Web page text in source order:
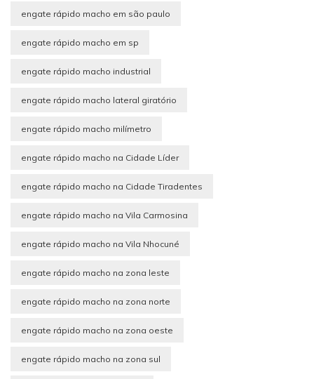
engate rápido macho em são paulo
engate rápido macho em sp
engate rápido macho industrial
engate rápido macho lateral giratório
engate rápido macho milímetro
engate rápido macho na Cidade Líder
engate rápido macho na Cidade Tiradentes
engate rápido macho na Vila Carmosina
engate rápido macho na Vila Nhocuné
engate rápido macho na zona leste
engate rápido macho na zona norte
engate rápido macho na zona oeste
engate rápido macho na zona sul